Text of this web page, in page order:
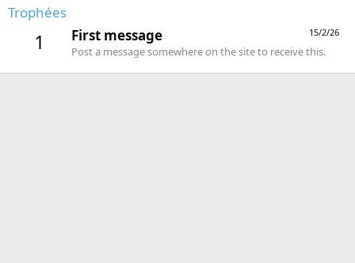
Trophées
1 15/2/26
First message
Post a message somewhere on the site to receive this.